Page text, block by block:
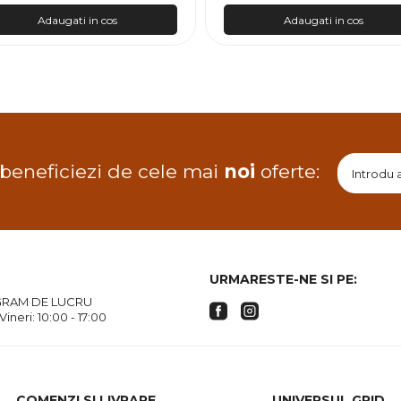
Adaugati in cos Adaugati in cos
de cele mai noi oferte:
DE LUCRU
10:00 - 17:00
URMARESTE-NE SI PE: